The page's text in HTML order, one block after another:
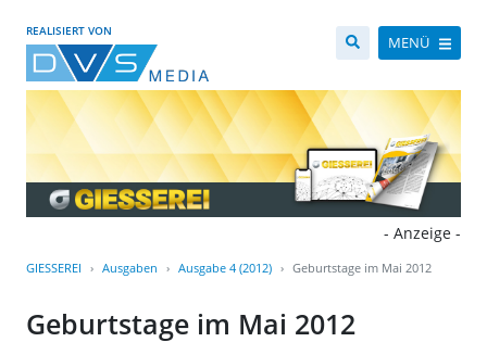
REALISIERT VON
MENÜ
- Anzeige -
GIESSEREI Ausgaben Ausgabe 4 (2012) Geburtstage im Mai 2012
Geburtstage im Mai 2012